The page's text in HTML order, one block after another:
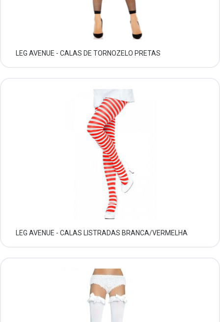
LEG AVENUE - CALAS DE TORNOZELO PRETAS
LEG AVENUE - CALAS LISTRADAS BRANCA/VERMELHA